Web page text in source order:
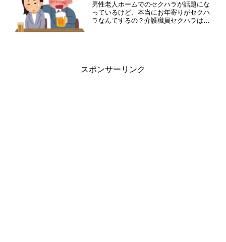
男性老人ホームでのセクハラが話題にな
っているけど、本当にお年寄りがセクハ
ラなんてするの？介護職員セクハラはあ
スポンサーリンク